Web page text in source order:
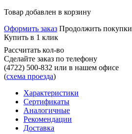
Товар добавлен в корзину
Оформить заказ Продолжить покупки
Купить в 1 клик
Рассчитать кол-во
Сделайте заказ по телефону
(4722) 500-832 или в нашем офисе
(схема проезда)
Характеристики
Сертификаты
Аналогичные
Рекомендации
Доставка